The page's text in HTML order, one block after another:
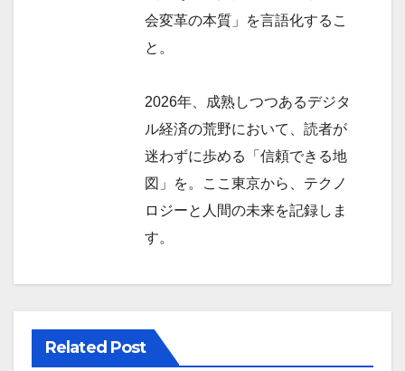
会変革の本質」を言語化するこ
と。
2026年、成熟しつつあるデジタ
ル経済の荒野において、読者が
迷わずに歩める「信頼できる地
図」を。ここ東京から、テクノ
ロジーと人間の未来を記録しま
す。
Related Post